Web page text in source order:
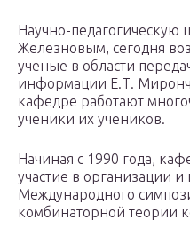
Научно-
Железновым, сегодня
ученые в области
информации Е.Т.
кафедре работают
ученики их учеников.
Начиная с 1990 года,
участие в организации
Международного
комбинаторной теории